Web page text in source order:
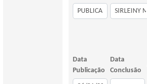
Data
Publicação
Data
Conclusão